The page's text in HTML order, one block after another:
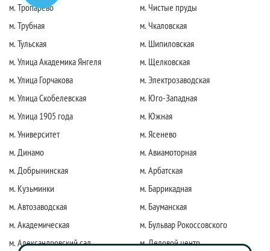
м. Тропарево
м. Трубная
м. Тульская
м. Улица Академика Янгеля
м. Улица Горчакова
м. Улица Скобелевская
м. Улица 1905 года
м. Университет
м. Динамо
м. Добрынинская
м. Кузьминки
м. Автозаводская
м. Академическая
м. Александровский сад
м. Чистые пруды
м. Чкаловская
м. Шипиловская
м. Щелковская
м. Электрозаводская
м. Юго-Западная
м. Южная
м. Ясенево
м. Авиамоторная
м. Арбатская
м. Баррикадная
м. Бауманская
м. Бульвар Рокоссовского
м. Деловой центр